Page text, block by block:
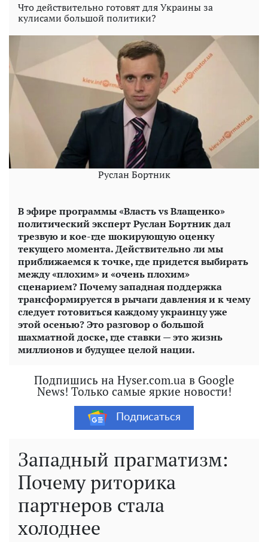
Что действительно готовят для Украины за
кулисами большой политики?
Руслан Бортник
В эфире программы «Власть vs Влащенко»
политический эксперт Руслан Бортник дал
трезвую и кое-где шокирующую оценку
текущего момента. Действительно ли мы
приближаемся к точке, где придется выбирать
между «плохим» и «очень плохим»
сценарием? Почему западная поддержка
трансформируется в рычаги давления и к чему
следует готовиться каждому украинцу уже
этой осенью? Это разговор о большой
шахматной доске, где ставки — это жизнь
миллионов и будущее целой нации.
Подпишись на Hyser.com.ua в Google
News! Только самые яркие новости!
Подписаться
Западный прагматизм:
Почему риторика
партнеров стала
холоднее